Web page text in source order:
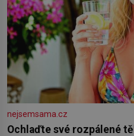
nejsemsama.cz
Ochlaďte své rozpálené